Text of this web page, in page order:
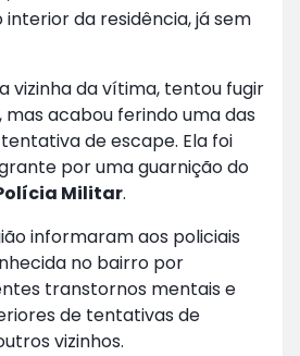
da residência, já sem
vizinha da vítima, tentou fugir
mas acabou ferindo uma das
de escape. Ela foi
por uma guarnição do
Militar.
informaram aos policiais
no bairro por
transtornos mentais e
de tentativas de
vizinhos.